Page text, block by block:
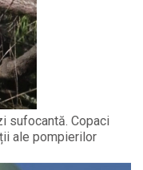
sufocantă. Copaci
ale pompierilor